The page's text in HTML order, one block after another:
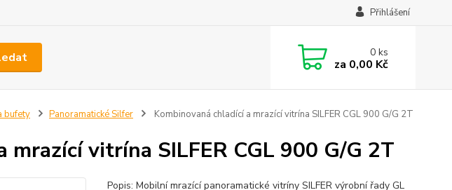
Přihlášení
0ks
za 0,00 Kč
bufety Panoramatické Silfer Kombinovaná chladící a mrazící vitrína SILFER CGL 900 G/G 2T
mrazící vitrína SILFER CGL 900 G/G 2T
Popis: Mobilní mrazící panoramatické vitríny SILFER výrobní řady GL